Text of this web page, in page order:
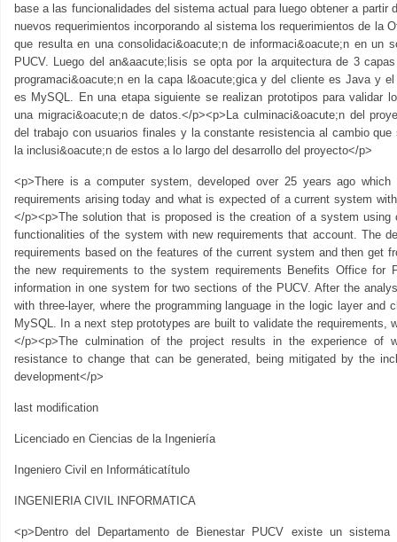
base a las funcionalidades del sistema actual para luego obtener a partir
nuevos requerimientos incorporando al sistema los requerimientos de la
que resulta en una consolidaci&oacute;n de informaci&oacute;n en un
PUCV. Luego del an&aacute;lisis se opta por la arquitectura de 3
programaci&oacute;n en la capa l&oacute;gica y del cliente es Java y
es MySQL. En una etapa siguiente se realizan prototipos para validar
una migraci&oacute;n de datos.</p><p>La culminaci&oacute;n del
del trabajo con usuarios finales y la constante resistencia al cambio que
la inclusi&oacute;n de estos a lo largo del desarrollo del proyecto</p>
<p>There is a computer system, developed over 25 years ago
requirements arising today and what is expected of a current system
</p><p>The solution that is proposed is the creation of a system using
functionalities of the system with new requirements that account. The
requirements based on the features of the current system and then get
the new requirements to the system requirements Benefits Office for
information in one system for two sections of the PUCV. After the
with three-layer, where the programming language in the logic layer and
MySQL. In a next step prototypes are built to validate the requirements,
</p><p>The culmination of the project results in the experience of
resistance to change that can be generated, being mitigated by the
development</p>
last modification
Licenciado en Ciencias de la Ingeniería
Ingeniero Civil en Informáticatítulo
INGENIERIA CIVIL INFORMATICA
<p>Dentro del Departamento de Bienestar PUCV existe un sistema